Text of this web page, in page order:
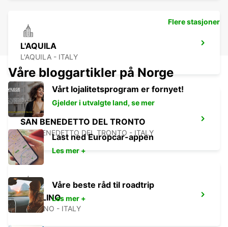
L'AQUILA
L'AQUILA - ITALY
SAN BENEDETTO DEL TRONTO
SAN BENEDETTO DEL TRONTO - ITALY
AVELLINO
AVELLINO - ITALY
Flere stasjoner
Våre bloggartikler på Norge
Vårt lojalitetsprogram er fornyet!
Gjelder i utvalgte land, se mer
Last ned Europcar-appen
Les mer +
Våre beste råd til roadtrip
Les mer +